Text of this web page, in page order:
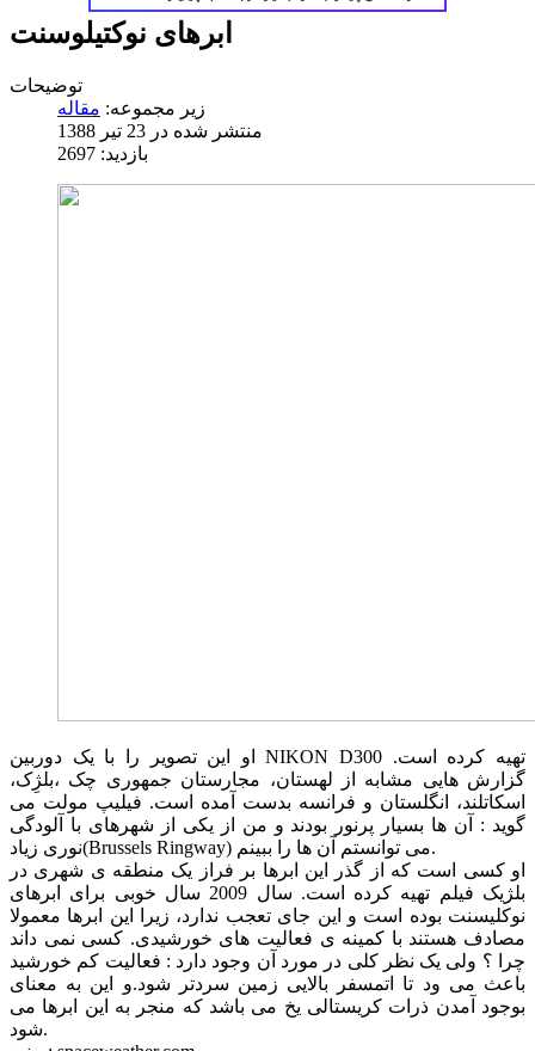
ابرهای نوکتیلوسنت
توضیحات
زیر مجموعه:
منتشر شده در 23 تیر 1388
بازدید: 2697
او این تصویر را با یک دوربین NIKON D300 تهیه کرده است.
گزارش هایی مشابه از لهستان، مجارستان جمهوری چک ،بلژِک،
اسکاتلند، انگلستان و فرانسه بدست آمده است. فیلیپ مولت می
گوید : آن ها بسیار پرنور بودند و من از یکی از شهرهای با آلودگی
نوری زیاد(Brussels Ringway) می توانستم آن ها را ببینم.
او کسی است که از گذر این ابرها بر فراز یک منطقه ی شهری در
بلژیک فیلم تهیه کرده است. سال 2009 سال خوبی برای ابرهای
نوکلیسنت بوده است و این جای تعجب ندارد، زیرا این ابرها معمولا
مصادف هستند با کمینه ی فعالیت های خورشیدی. کسی نمی داند
چرا ؟ ولی یک نظر کلی در مورد آن وجود دارد : فعالیت کم خورشید
باعث می ود تا اتمسفر بالایی زمین سردتر شود.و این به معنای
بوجود آمدن ذرات کریستالی یخ می باشد که منجر به این ابرها می
شود.